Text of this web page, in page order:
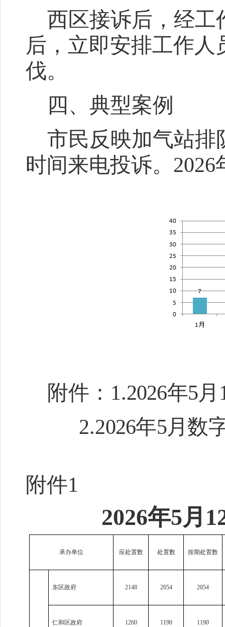
西区接诉后 ， 经工
后，立即安排工作人
伐。
四、典型案例
市民反映加气站排
时间来电投诉。 2026
附件 ： 1.2026年5月
2.2026年5月数
附件1
2026年5月
承办单位 应处置数 处置数 按期处置数
东区政府 2148 2054 2054
仁和区政府 1260 1190 1190